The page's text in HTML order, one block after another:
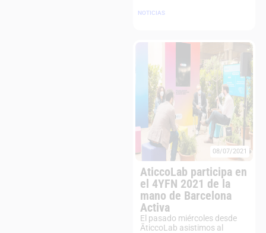
NOTICIAS
08/07/2021
AticcoLab participa en
el 4YFN 2021 de la
mano de Barcelona
Activa
El pasado miércoles desde
ĀticcoLab asistimos al